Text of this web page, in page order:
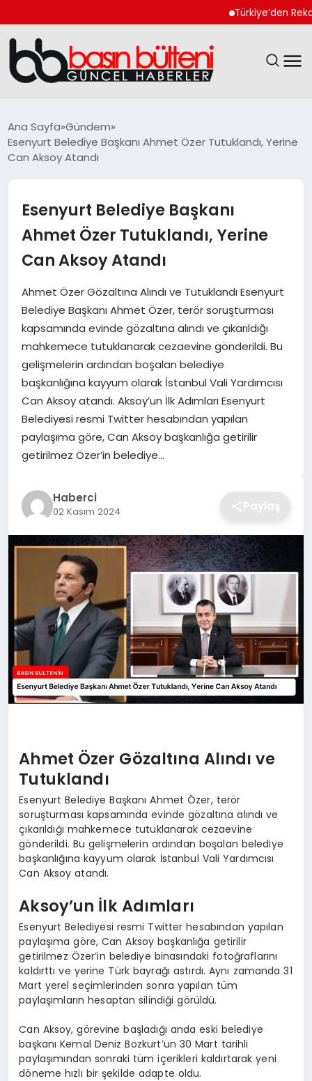
Türkiye’den Rekor
GÜNCEL
MAGAZIN
SAĞLIK
SPOR
TEKNOLOJI
YAŞAM
GÜNDEM
Ana Sayfa Gündem
Esenyurt Belediye Başkanı Ahmet Özer Tutuklandı, Yerine
Can Aksoy Atandı
Esenyurt Belediye Başkanı
Ahmet Özer Tutuklandı, Yerine
Can Aksoy Atandı
Ahmet Özer Gözaltına Alındı ve Tutuklandı Esenyurt
Belediye Başkanı Ahmet Özer, terör soruşturması
kapsamında evinde gözaltına alındı ve çıkarıldığı
mahkemece tutuklanarak cezaevine gönderildi. Bu
gelişmelerin ardından boşalan belediye
başkanlığına kayyum olarak İstanbul Vali Yardımcısı
Can Aksoy atandı. Aksoy’un İlk Adımları Esenyurt
Belediyesi resmi Twitter hesabından yapılan
paylaşıma göre, Can Aksoy başkanlığa getirilir
getirilmez Özer’in belediye…
Haberci
02 Kasım 2024 Paylaş
Ahmet Özer Gözaltına Alındı ve
Tutuklandı
Esenyurt Belediye Başkanı Ahmet Özer, terör
soruşturması kapsamında evinde gözaltına alındı ve
çıkarıldığı mahkemece tutuklanarak cezaevine
gönderildi. Bu gelişmelerin ardından boşalan belediye
başkanlığına kayyum olarak İstanbul Vali Yardımcısı
Can Aksoy atandı.
Aksoy’un İlk Adımları
Esenyurt Belediyesi resmi Twitter hesabından yapılan
paylaşıma göre, Can Aksoy başkanlığa getirilir
getirilmez Özer’in belediye binasındaki fotoğraflarını
kaldırttı ve yerine Türk bayrağı astırdı. Aynı zamanda 31
Mart yerel seçimlerinden sonra yapılan tüm
paylaşımların hesaptan silindiği görüldü.
Can Aksoy, görevine başladığı anda eski belediye
başkanı Kemal Deniz Bozkurt’un 30 Mart tarihli
paylaşımından sonraki tüm içerikleri kaldırtarak yeni
döneme hızlı bir şekilde adapte oldu.